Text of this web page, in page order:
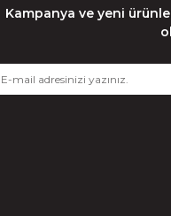
Kampanya ve yeni